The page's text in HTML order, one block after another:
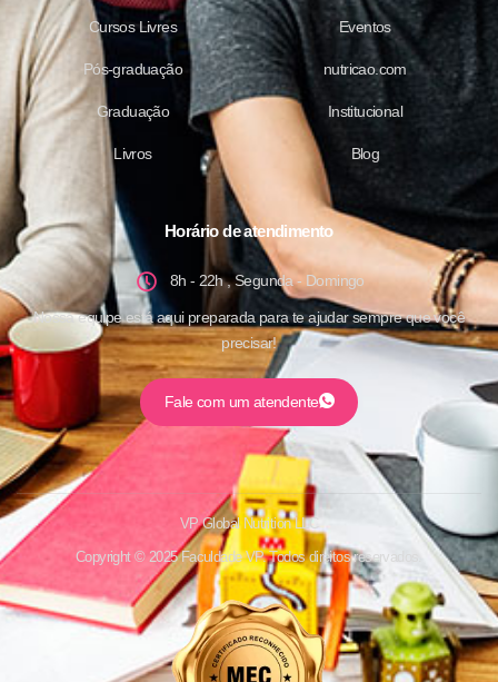
Cursos Livres
Pós-graduação
Graduação
Livros
Eventos
nutricao.com
Institucional
Blog
Horário de atendimento
8h - 22h , Segunda - Domingo
Nossa equipe está aqui preparada para te ajudar sempre que você
precisar!
Fale com um atendente
VP Global Nutrition LLC
Copyright © 2025 Faculdade VP. Todos direitos reservados.